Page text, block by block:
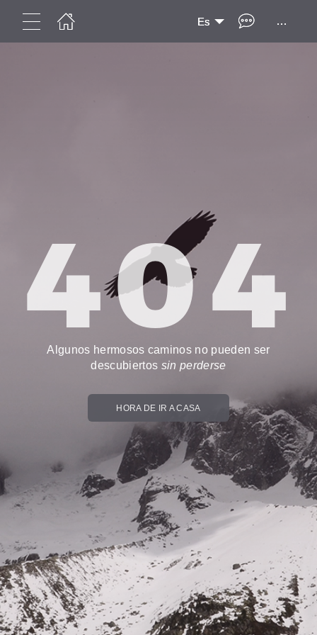
Es ...
404
Algunos hermosos caminos no pueden ser
descubiertos sin perderse
HORA DE IR A CASA